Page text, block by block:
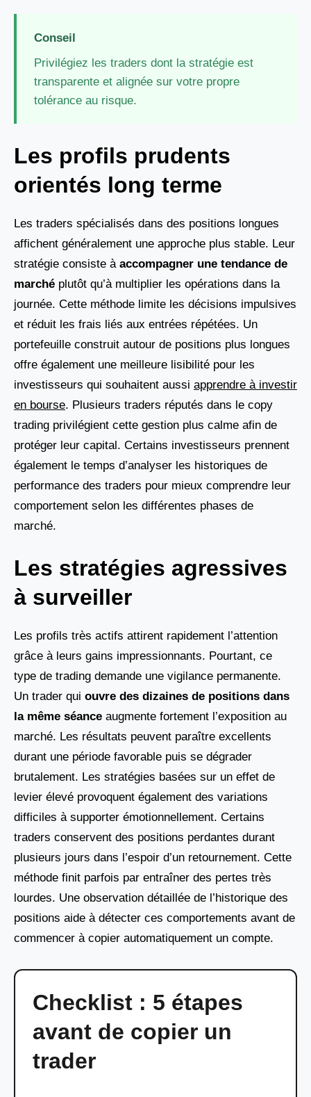
Conseil
Privilégiez les traders dont la stratégie est
transparente et alignée sur votre propre
tolérance au risque.
Les profils prudents
orientés long terme
Les traders spécialisés dans des positions longues
affichent généralement une approche plus stable. Leur
stratégie consiste à accompagner une tendance de
marché plutôt qu’à multiplier les opérations dans la
journée. Cette méthode limite les décisions impulsives
et réduit les frais liés aux entrées répétées. Un
portefeuille construit autour de positions plus longues
offre également une meilleure lisibilité pour les
investisseurs qui souhaitent aussi apprendre à investir
en bourse. Plusieurs traders réputés dans le copy
trading privilégient cette gestion plus calme afin de
protéger leur capital. Certains investisseurs prennent
également le temps d’analyser les historiques de
performance des traders pour mieux comprendre leur
comportement selon les différentes phases de
marché.
Les stratégies agressives
à surveiller
Les profils très actifs attirent rapidement l’attention
grâce à leurs gains impressionnants. Pourtant, ce
type de trading demande une vigilance permanente.
Un trader qui ouvre des dizaines de positions dans
la même séance augmente fortement l’exposition au
marché. Les résultats peuvent paraître excellents
durant une période favorable puis se dégrader
brutalement. Les stratégies basées sur un effet de
levier élevé provoquent également des variations
difficiles à supporter émotionnellement. Certains
traders conservent des positions perdantes durant
plusieurs jours dans l’espoir d’un retournement. Cette
méthode finit parfois par entraîner des pertes très
lourdes. Une observation détaillée de l’historique des
positions aide à détecter ces comportements avant de
commencer à copier automatiquement un compte.
Checklist : 5 étapes
avant de copier un
trader